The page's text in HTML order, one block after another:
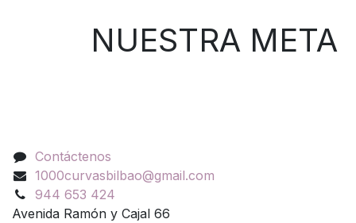
NUESTRA META
Contáctenos
1000curvasbilbao@gmail.com
944 653 424
Avenida Ramón y Cajal 66